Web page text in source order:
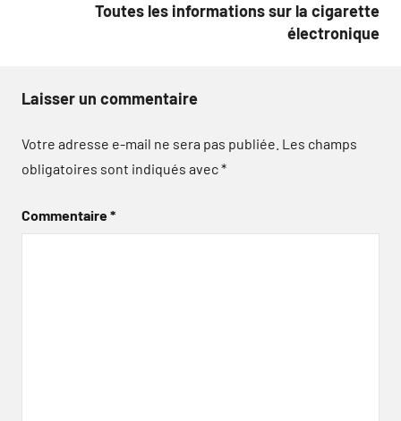
Toutes les informations sur la cigarette
électronique
Laisser un commentaire
Votre adresse e-mail ne sera pas publiée. Les champs
obligatoires sont indiqués avec*
Commentaire*